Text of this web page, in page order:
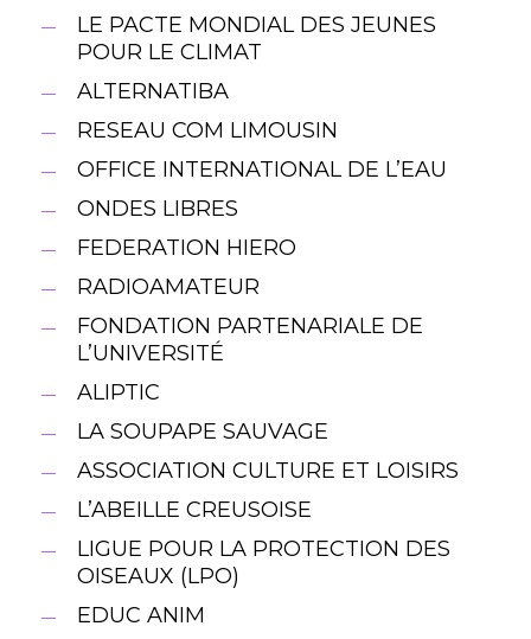
LE PACTE MONDIAL DES JEUNES
POUR LE CLIMAT
ALTERNATIBA
RESEAU COM LIMOUSIN
OFFICE INTERNATIONAL DE L’EAU
ONDES LIBRES
FEDERATION HIERO
RADIOAMATEUR
FONDATION PARTENARIALE DE
L’UNIVERSITÉ
ALIPTIC
LA SOUPAPE SAUVAGE
ASSOCIATION CULTURE ET LOISIRS
L’ABEILLE CREUSOISE
LIGUE POUR LA PROTECTION DES
OISEAUX (LPO)
EDUC ANIM